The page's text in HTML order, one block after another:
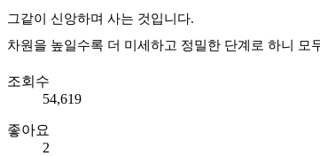
그같이 신앙하며 사는 것입니다.
차원을 높일수록 더 미세하고 정밀한 단계로 하니
조회수
54,619
좋아요
2